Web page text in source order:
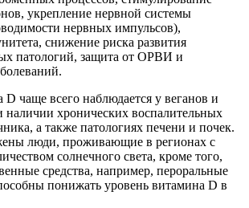
укрепление нервной системы
нервных импульсов),
снижение риска развития
патологий, защита от ОРВИ и
чаще всего наблюдается у веганов и
наличии хронических воспалительных
а также патологиях печени и почек.
люди, проживающие в регионах с
солнечного света, кроме того,
средства, например, пероральные
понижать уровень витамина D в